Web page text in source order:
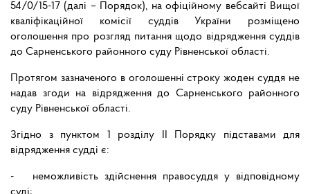
54/0/15-17 (далі – Порядок), на офіційному вебсайті Вищої
кваліфікаційної комісії суддів України розміщено
оголошення про розгляд питання щодо відрядження суддів
до Сарненського районного суду Рівненської області.
Протягом зазначеного в оголошенні строку жоден суддя не
надав згоди на відрядження до Сарненського районного
суду Рівненської області.
Згідно з пунктом 1 розділу ІІ Порядку підставами для
відрядження судді є:
- неможливість здійснення правосуддя у відповідному